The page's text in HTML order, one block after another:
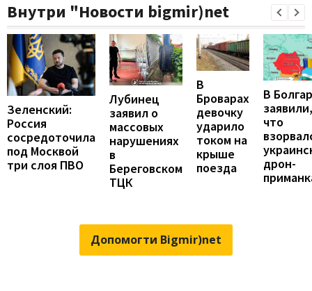
Внутри "Новости bigmir)net
Зеленский:
Россия
сосредоточила
под Москвой
три слоя ПВО
Лубинец
заявил о
массовых
нарушениях
в
Береговском
ТЦК
В
Броварах
девочку
ударило
током на
крыше
поезда
В
заявили,
что
дрон-
Допомогти Bigmir)net